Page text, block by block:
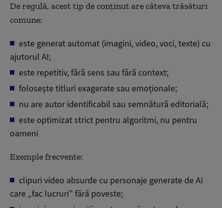
De regulă, acest tip de conținut are câteva trăsături
comune:
este generat automat (imagini, video, voci, texte) cu
ajutorul AI;
este repetitiv, fără sens sau fără context;
folosește titluri exagerate sau emoționale;
nu are autor identificabil sau semnătură editorială;
este optimizat strict pentru algoritmi, nu pentru
oameni
Exemple frecvente:
clipuri video absurde cu personaje generate de AI
care „fac lucruri” fără poveste;